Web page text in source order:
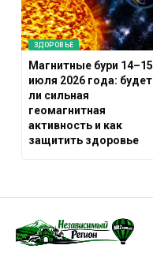
ЗДОРОВЬЕ
Магнитные бури 14–15
июля 2026 года: будет
ли сильная
геомагнитная
активность и как
защитить здоровье